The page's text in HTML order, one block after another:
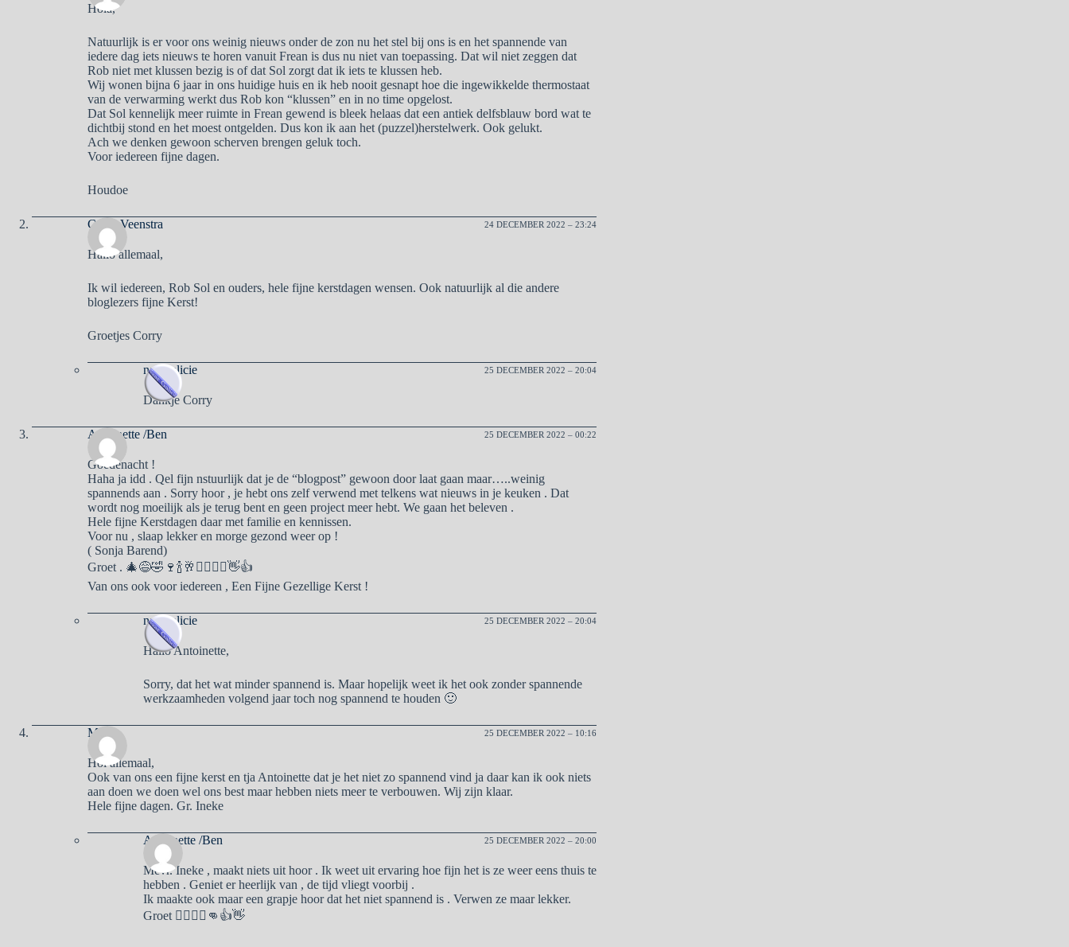
Hola,
Natuurlijk is er voor ons weinig nieuws onder de zon nu het stel bij ons is en het spannende van
iedere dag iets nieuws te horen vanuit Frean is dus nu niet van toepassing. Dat wil niet zeggen dat
Rob niet met klussen bezig is of dat Sol zorgt dat ik iets te klussen heb.
Wij wonen bijna 6 jaar in ons huidige huis en ik heb nooit gesnapt hoe die ingewikkelde thermostaat
van de verwarming werkt dus Rob kon “klussen” en in no time opgelost.
Dat Sol kennelijk meer ruimte in Frean gewend is bleek helaas dat een antiek delfsblauw bord wat te
dichtbij stond en het moest ontgelden. Dus kon ik aan het (puzzel)herstelwerk. Ook gelukt.
Ach we denken gewoon scherven brengen geluk toch.
Voor iedereen fijne dagen.
Houdoe
Corry Veenstra 24 DECEMBER 2022 – 23:24
Hallo allemaal,
Ik wil iedereen, Rob Sol en ouders, hele fijne kerstdagen wensen. Ook natuurlijk al die andere
bloglezers fijne Kerst!
Groetjes Corry
naargalicie 25 DECEMBER 2022 – 20:04
Dankje Corry
Antoinette /Ben 25 DECEMBER 2022 – 00:22
Goedenacht !
Haha ja idd . Qel fijn nstuurlijk dat je de “blogpost” gewoon door laat gaan maar…..weinig
spannends aan . Sorry hoor , je hebt ons zelf verwend met telkens wat nieuws in je keuken . Dat
wordt nog moeilijk als je terug bent en geen project meer hebt. We gaan het beleven .
Hele fijne Kerstdagen daar met familie en kennissen.
Voor nu , slaap lekker en morge gezond weer op !
( Sonja Barend)
Groet . 🎄😅🤣🍷🍾🥂🙋‍♂️🙋‍♀️👋👍
Van ons ook voor iedereen , Een Fijne Gezellige Kerst !
naargalicie 25 DECEMBER 2022 – 20:04
Hallo Antoinette,
Sorry, dat het wat minder spannend is. Maar hopelijk weet ik het ook zonder spannende
werkzaamheden volgend jaar toch nog spannend te houden 🙂
Ma 25 DECEMBER 2022 – 10:16
Hoi allemaal,
Ook van ons een fijne kerst en tja Antoinette dat je het niet zo spannend vind ja daar kan ik ook niets
aan doen we doen wel ons best maar hebben niets meer te verbouwen. Wij zijn klaar.
Hele fijne dagen. Gr. Ineke
Antoinette /Ben 25 DECEMBER 2022 – 20:00
Mevr. Ineke , maakt niets uit hoor . Ik weet uit ervaring hoe fijn het is ze weer eens thuis te
hebben . Geniet er heerlijk van , de tijd vliegt voorbij .
Ik maakte ook maar een grapje hoor dat het niet spannend is . Verwen ze maar lekker.
Groet 🙋‍♂️🙋‍♀️👊👍👋